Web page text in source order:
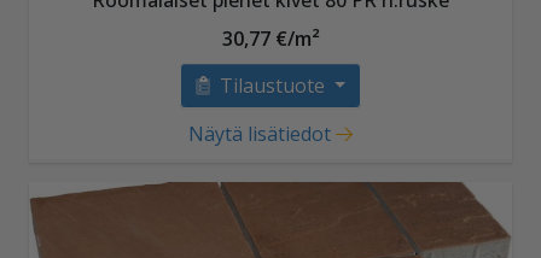
30,77 €/m²
Tilaustuote
Näytä lisätiedot